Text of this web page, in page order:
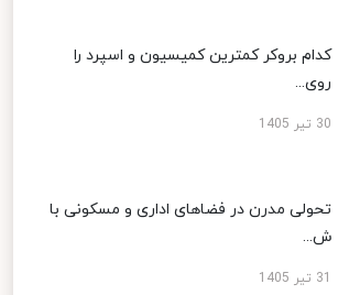
کدام بروکر کمترین کمیسیون و اسپرد را
روی...
30 تیر 1405
تحولی مدرن در فضاهای اداری و مسکونی با
ش...